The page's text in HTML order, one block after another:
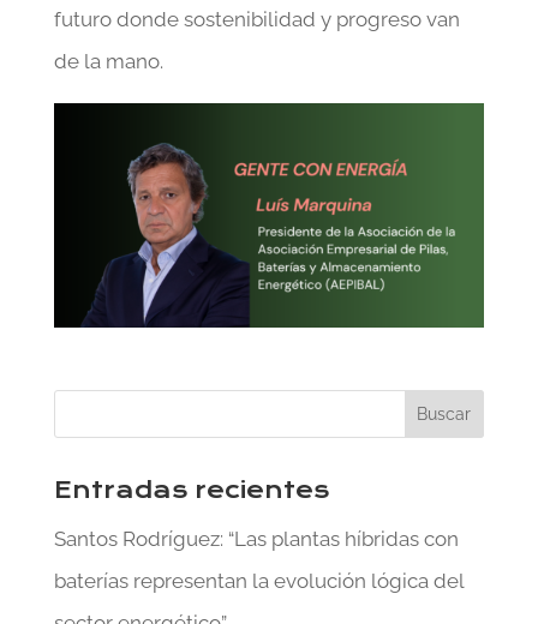
futuro donde sostenibilidad y progreso van
de la mano.
Entradas recientes
Santos Rodríguez: “Las plantas híbridas con
baterías representan la evolución lógica del